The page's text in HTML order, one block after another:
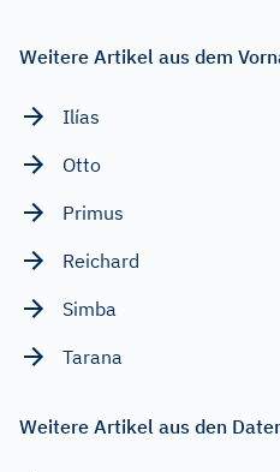
Weitere Artikel aus dem
Ilías
Otto
Primus
Reichard
Simba
Tarana
Weitere Artikel aus den